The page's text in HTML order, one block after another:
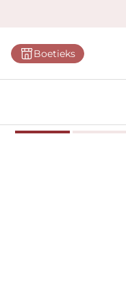
Boetieks